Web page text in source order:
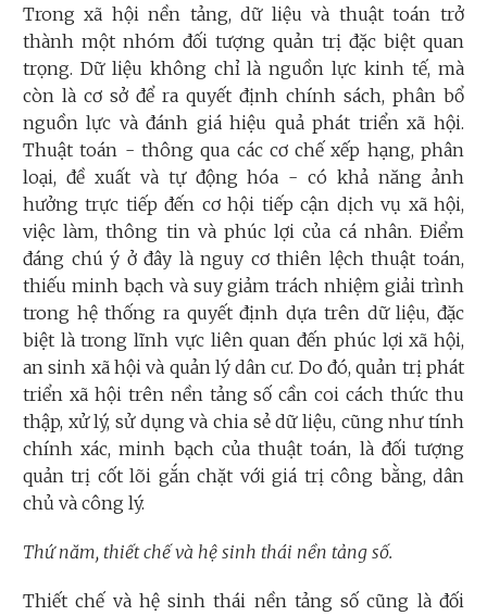
Trong xã hội nền tảng, dữ liệu và thuật toán trở
thành một nhóm đối tượng quản trị đặc biệt quan
trọng. Dữ liệu không chỉ là nguồn lực kinh tế, mà
còn là cơ sở để ra quyết định chính sách, phân bổ
nguồn lực và đánh giá hiệu quả phát triển xã hội.
Thuật toán - thông qua các cơ chế xếp hạng, phân
loại, đề xuất và tự động hóa - có khả năng ảnh
hưởng trực tiếp đến cơ hội tiếp cận dịch vụ xã hội,
việc làm, thông tin và phúc lợi của cá nhân. Điểm
đáng chú ý ở đây là nguy cơ thiên lệch thuật toán,
thiếu minh bạch và suy giảm trách nhiệm giải trình
trong hệ thống ra quyết định dựa trên dữ liệu, đặc
biệt là trong lĩnh vực liên quan đến phúc lợi xã hội,
an sinh xã hội và quản lý dân cư. Do đó, quản trị phát
triển xã hội trên nền tảng số cần coi cách thức thu
thập, xử lý, sử dụng và chia sẻ dữ liệu, cũng như tính
chính xác, minh bạch của thuật toán, là đối tượng
quản trị cốt lõi gắn chặt với giá trị công bằng, dân
chủ và công lý.
Thứ năm, thiết chế và hệ sinh thái nền tảng số.
Thiết chế và hệ sinh thái nền tảng số cũng là đối